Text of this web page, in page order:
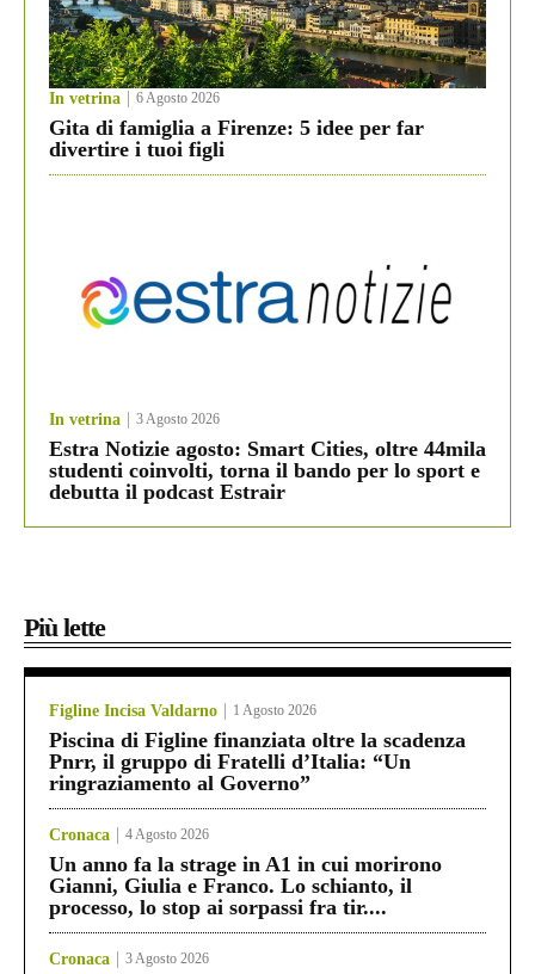
In vetrina 6 Agosto 2026
Gita di famiglia a Firenze: 5 idee per far
divertire i tuoi figli
In vetrina 3 Agosto 2026
Estra Notizie agosto: Smart Cities, oltre 44mila
studenti coinvolti, torna il bando per lo sport e
debutta il podcast Estrair
Più lette
Figline Incisa Valdarno 1 Agosto 2026
Piscina di Figline finanziata oltre la scadenza
Pnrr, il gruppo di Fratelli d’Italia: “Un
ringraziamento al Governo”
Cronaca 4 Agosto 2026
Un anno fa la strage in A1 in cui morirono
Gianni, Giulia e Franco. Lo schianto, il
processo, lo stop ai sorpassi fra tir....
Cronaca 3 Agosto 2026